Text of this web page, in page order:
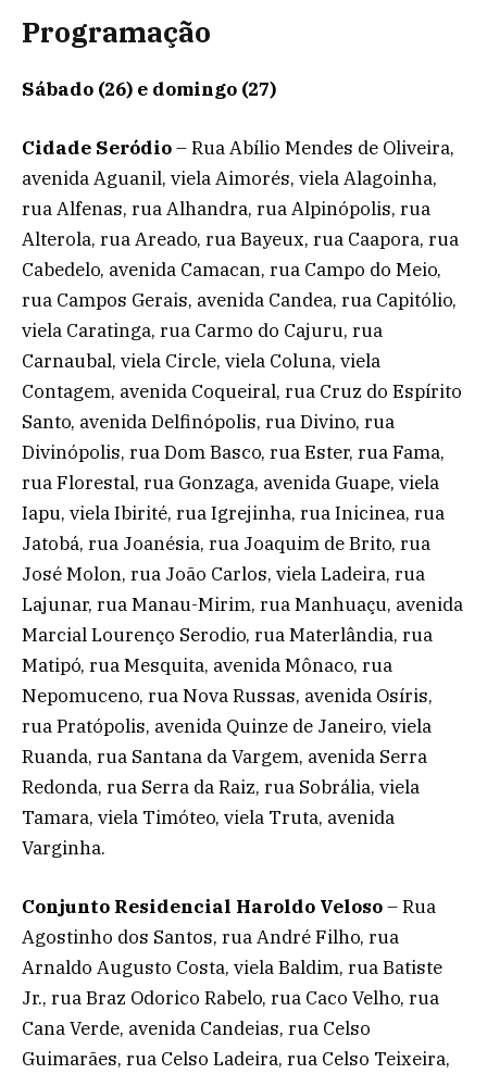
Programação
Sábado (26) e domingo (27)
Cidade Seródio– Rua Abílio Mendes de Oliveira,
avenida Aguanil, viela Aimorés, viela Alagoinha,
rua Alfenas, rua Alhandra, rua Alpinópolis, rua
Alterola, rua Areado, rua Bayeux, rua Caapora, rua
Cabedelo, avenida Camacan, rua Campo do Meio,
rua Campos Gerais, avenida Candea, rua Capitólio,
viela Caratinga, rua Carmo do Cajuru, rua
Carnaubal, viela Circle, viela Coluna, viela
Contagem, avenida Coqueiral, rua Cruz do Espírito
Santo, avenida Delfinópolis, rua Divino, rua
Divinópolis, rua Dom Basco, rua Ester, rua Fama,
rua Florestal, rua Gonzaga, avenida Guape, viela
Iapu, viela Ibirité, rua Igrejinha, rua Inicinea, rua
Jatobá, rua Joanésia, rua Joaquim de Brito, rua
José Molon, rua João Carlos, viela Ladeira, rua
Lajunar, rua Manau-Mirim, rua Manhuaçu, avenida
Marcial Lourenço Serodio, rua Materlândia, rua
Matipó, rua Mesquita, avenida Mônaco, rua
Nepomuceno, rua Nova Russas, avenida Osíris,
rua Pratópolis, avenida Quinze de Janeiro, viela
Ruanda, rua Santana da Vargem, avenida Serra
Redonda, rua Serra da Raiz, rua Sobrália, viela
Tamara, viela Timóteo, viela Truta, avenida
Varginha.
Conjunto Residencial Haroldo Veloso– Rua
Agostinho dos Santos, rua André Filho, rua
Arnaldo Augusto Costa, viela Baldim, rua Batiste
Jr., rua Braz Odorico Rabelo, rua Caco Velho, rua
Cana Verde, avenida Candeias, rua Celso
Guimarães, rua Celso Ladeira, rua Celso Teixeira,